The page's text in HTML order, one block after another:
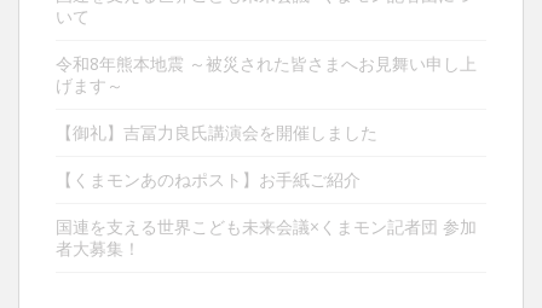
いて
令和8年熊本地震 ～被災された皆さまへお見舞い申し上
げます～
【御礼】吉冨力良氏講演会を開催しました
【くまモンあのねポスト】お手紙ご紹介
国連を支える世界こども未来会議×くまモン記者団 参加
者大募集！